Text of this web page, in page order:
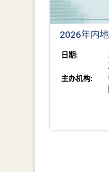
2026年内
日期:
主办机构: